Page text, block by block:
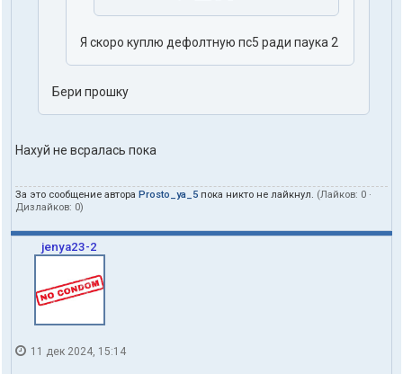
Я скоро куплю дефолтную пс5 ради паука 2
Бери прошку
Нахуй не всралась пока
За это сообщение автора Prosto_ya_5 пока никто не лайкнул. (Лайков: 0 ·
Дизлайков: 0)
jenya23-2
11 дек 2024, 15:14